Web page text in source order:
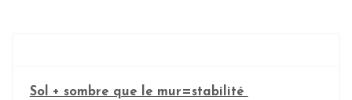
Sol + sombre que le mur=stabilité